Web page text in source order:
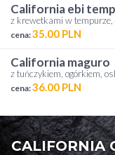
california ebi
z krewetkami w tempurze,
cena:35.00 PLN
california maguro
z tuńczykiem, ogórkiem,
cena:36.00 PLN
CALIFORNIA